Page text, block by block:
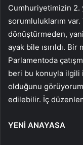
Cumhuriyetimizin 2.
sorumluluklarım
dönüştürmeden,
ayak bile ısırıldı.
Parlamentoda
beri bu konuyla
olduğunu
edilebilir. İç
YENİ ANAYASA